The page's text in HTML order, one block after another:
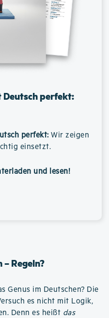
Deutsch perfekt:
perfekt: Wir zeigen
einsetzt.
und lesen!
– Regeln?
Genus im Deutschen? Die
es nicht mit Logik,
Denn es heißt das